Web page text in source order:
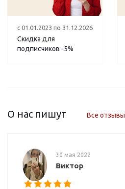
с 01.01.2023 по 31.12.2026
Скидка для
подписчиков -5%
О нас пишут Все отзывы
30 мая 2022
Виктор